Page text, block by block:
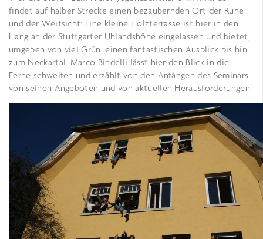
findet auf halber Strecke einen bezaubernden Ort der Ruhe
und der Weitsicht: Eine kleine Holzterrasse ist hier in den
Hang an der Stuttgarter Uhlandshöhe eingelassen und bietet,
umgeben von viel Grün, einen fantastischen Ausblick bis hin
zum Neckartal. Marco Bindelli lässt hier den Blick in die
Ferne schweifen und erzählt von den Anfängen des Seminars,
von seinen Angeboten und von aktuellen Herausforderungen.